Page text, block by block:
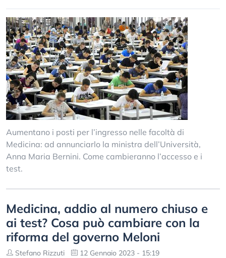
Aumentano i posti per l’ingresso nelle facoltà di
Medicina: ad annunciarlo la ministra dell’Università,
Anna Maria Bernini. Come cambieranno l’accesso e i
test.
Medicina, addio al numero chiuso e
ai test? Cosa può cambiare con la
riforma del governo Meloni
Stefano Rizzuti 12 Gennaio 2023 - 15:19